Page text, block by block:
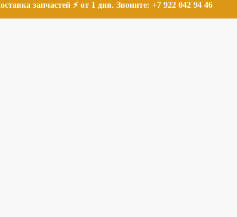
запчастей ⚡ от 1 дня. Звоните: +7 922 042 94 46